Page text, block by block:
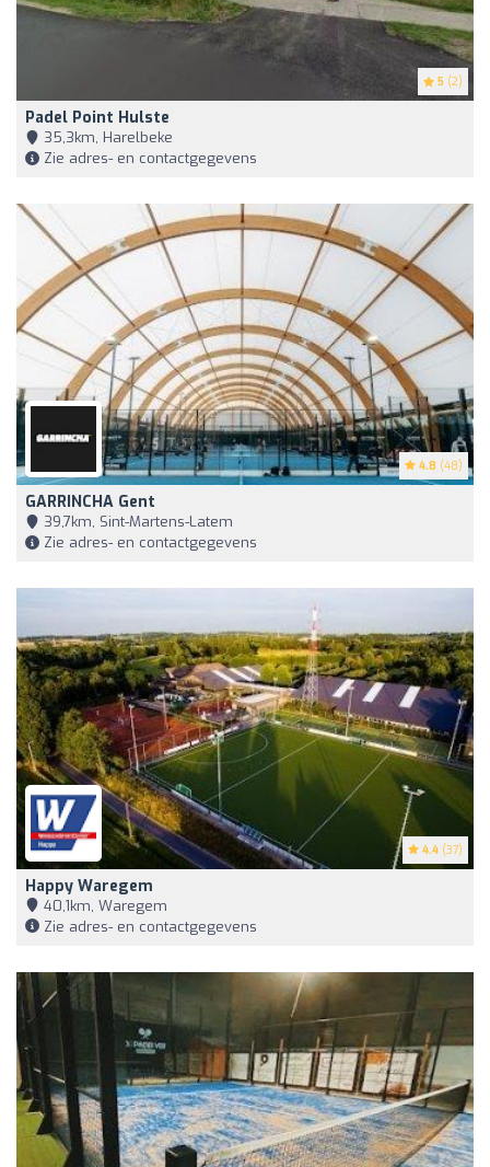
5 (2)
Padel Point Hulste
35,3km, Harelbeke
Zie adres- en contactgegevens
4.8 (48)
GARRINCHA Gent
39,7km, Sint-Martens-Latem
Zie adres- en contactgegevens
4.4 (37)
Happy Waregem
40,1km, Waregem
Zie adres- en contactgegevens